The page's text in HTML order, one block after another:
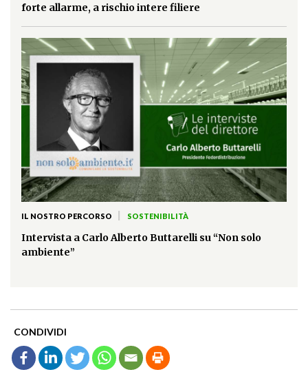
forte allarme, a rischio intere filiere
IL NOSTRO PERCORSO SOSTENIBILITÀ
Intervista a Carlo Alberto Buttarelli su “Non solo
ambiente”
CONDIVIDI